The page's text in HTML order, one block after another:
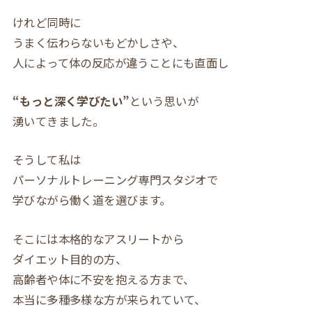
けれど同時に
うまく伝わらないもどかしさや、
人によって体の反応が違うことにも直面し
“もっと深く学びたい”という思いが
湧いてきました。
そうして私は
パーソナルトレーニング専門スタジオで
学びながら働く道を選びます。
そこには本格的なアスリートから
ダイエット目的の方、
高齢者や体に不安を抱える方まで、
本当に多種多様な方が来られていて、